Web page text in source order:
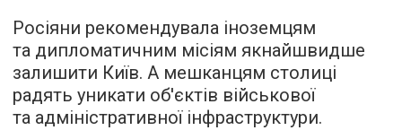
Росіяни рекомендувала іноземцям
та дипломатичним місіям якнайшвидше
залишити Київ. А мешканцям столиці
радять уникати об'єктів військової
та адміністративної інфраструктури.